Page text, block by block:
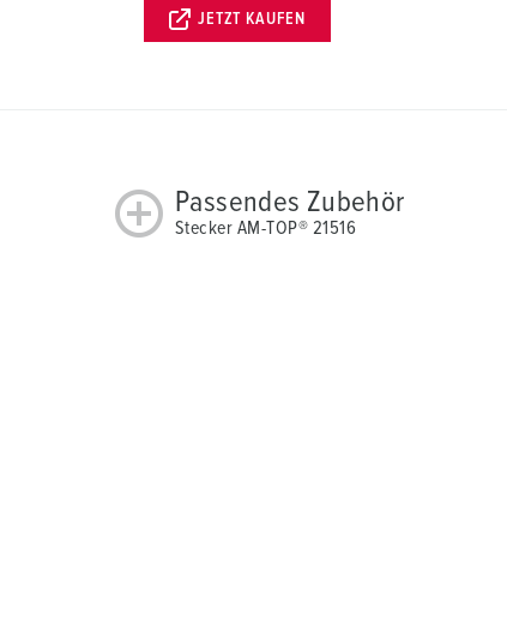
JETZT KAUFEN
Passendes Zubehör
Stecker AM-TOP® 21516